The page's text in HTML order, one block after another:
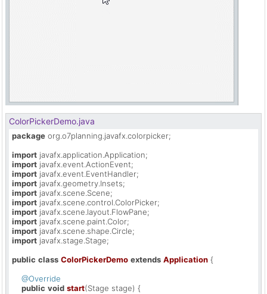
ColorPickerDemo.java
package org.o7planning.javafx.colorpicker;
import
import
import
import
import
import
import
import
import
import javafx.stage.Stage;
public class ColorPickerDemo extends Application {
@Override
public void start(Stage stage) {